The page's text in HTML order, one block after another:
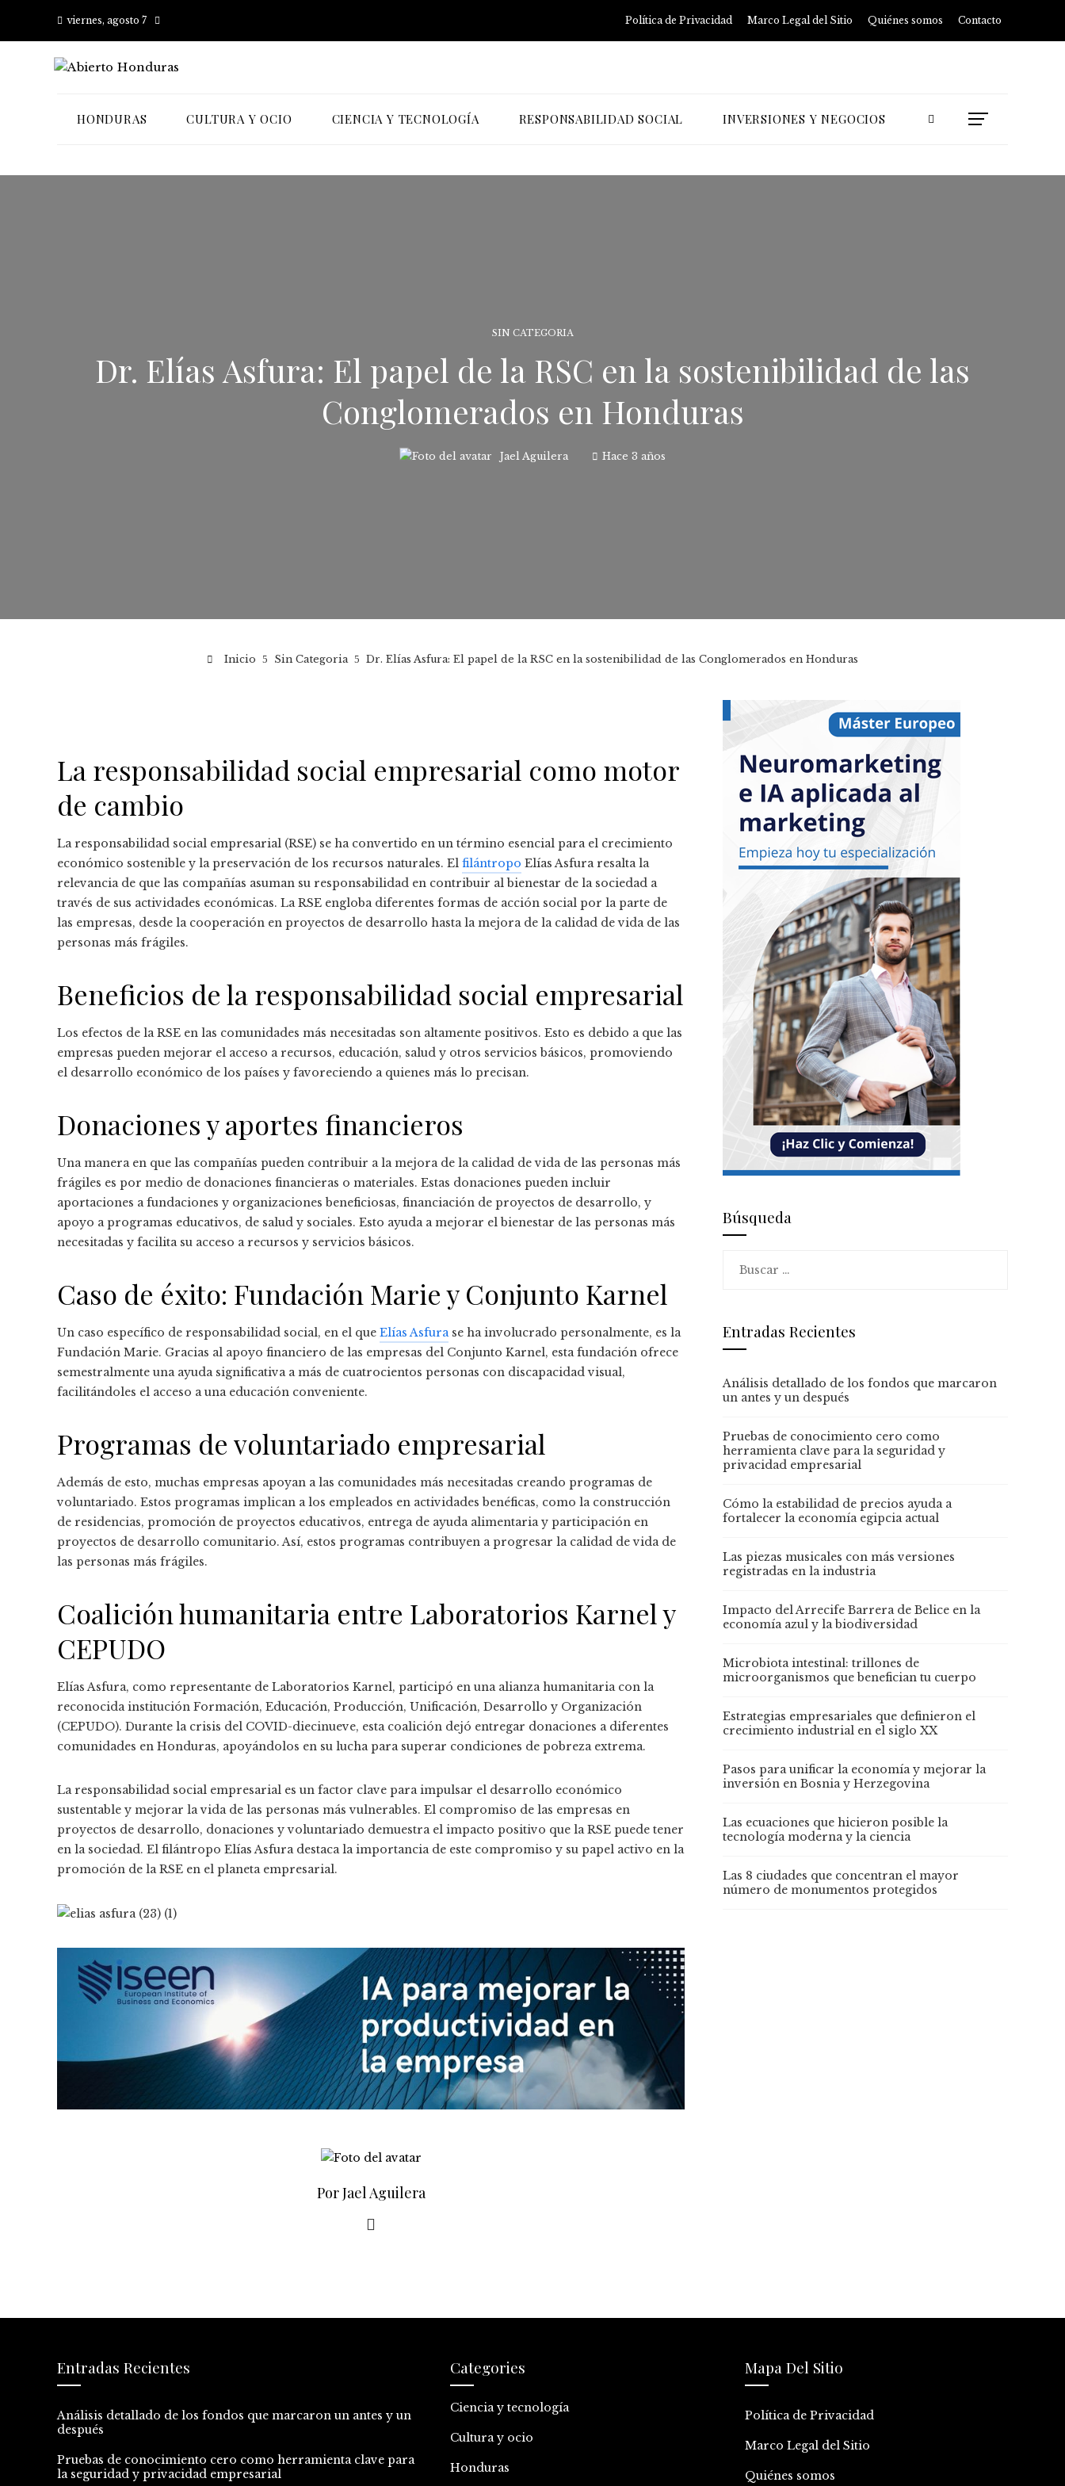
viernes, agosto 7 Política de Privacidad Marco Legal del Sitio Quiénes somos Contacto
HONDURAS CULTURA Y OCIO CIENCIA Y TECNOLOGÍA RESPONSABILIDAD SOCIAL INVERSIONES Y NEGOCIOS
SIN CATEGORIA
Dr. Elías Asfura: El papel de la RSC en la sostenibilidad de las
Conglomerados en Honduras
Jael Aguilera Hace 3 años
Inicio Sin Categoria Dr. Elías Asfura: El papel de la RSC en la sostenibilidad de las Conglomerados en Honduras
La responsabilidad social empresarial como motor
de cambio
La responsabilidad social empresarial (RSE) se ha convertido en un término esencial para el crecimiento
económico sostenible y la preservación de los recursos naturales. El filántropo Elías Asfura resalta la
relevancia de que las compañías asuman su responsabilidad en contribuir al bienestar de la sociedad a
través de sus actividades económicas. La RSE engloba diferentes formas de acción social por la parte de
las empresas, desde la cooperación en proyectos de desarrollo hasta la mejora de la calidad de vida de las
personas más frágiles.
Beneficios de la responsabilidad social empresarial
Los efectos de la RSE en las comunidades más necesitadas son altamente positivos. Esto es debido a que las
empresas pueden mejorar el acceso a recursos, educación, salud y otros servicios básicos, promoviendo
el desarrollo económico de los países y favoreciendo a quienes más lo precisan.
Donaciones y aportes financieros
Una manera en que las compañías pueden contribuir a la mejora de la calidad de vida de las personas más
frágiles es por medio de donaciones financieras o materiales. Estas donaciones pueden incluir
aportaciones a fundaciones y organizaciones beneficiosas, financiación de proyectos de desarrollo, y
apoyo a programas educativos, de salud y sociales. Esto ayuda a mejorar el bienestar de las personas más
necesitadas y facilita su acceso a recursos y servicios básicos.
Caso de éxito: Fundación Marie y Conjunto Karnel
Un caso específico de responsabilidad social, en el que Elías Asfurase ha involucrado personalmente, es la
Fundación Marie. Gracias al apoyo financiero de las empresas del Conjunto Karnel, esta fundación ofrece
semestralmente una ayuda significativa a más de cuatrocientos personas con discapacidad visual,
facilitándoles el acceso a una educación conveniente.
Programas de voluntariado empresarial
Además de esto, muchas empresas apoyan a las comunidades más necesitadas creando programas de
voluntariado. Estos programas implican a los empleados en actividades benéficas, como la construcción
de residencias, promoción de proyectos educativos, entrega de ayuda alimentaria y participación en
proyectos de desarrollo comunitario. Así, estos programas contribuyen a progresar la calidad de vida de
las personas más frágiles.
Coalición humanitaria entre Laboratorios Karnel y
CEPUDO
Elías Asfura, como representante de Laboratorios Karnel, participó en una alianza humanitaria con la
reconocida institución Formación, Educación, Producción, Unificación, Desarrollo y Organización
(CEPUDO). Durante la crisis del COVID-diecinueve, esta coalición dejó entregar donaciones a diferentes
comunidades en Honduras, apoyándolos en su lucha para superar condiciones de pobreza extrema.
La responsabilidad social empresarial es un factor clave para impulsar el desarrollo económico
sustentable y mejorar la vida de las personas más vulnerables. El compromiso de las empresas en
proyectos de desarrollo, donaciones y voluntariado demuestra el impacto positivo que la RSE puede tener
en la sociedad. El filántropo Elías Asfura destaca la importancia de este compromiso y su papel activo en la
promoción de la RSE en el planeta empresarial.
Por Jael Aguilera
Búsqueda
Entradas Recientes
Análisis detallado de los fondos que marcaron
un antes y un después
Pruebas de conocimiento cero como
herramienta clave para la seguridad y
privacidad empresarial
Cómo la estabilidad de precios ayuda a
fortalecer la economía egipcia actual
Las piezas musicales con más versiones
registradas en la industria
Impacto del Arrecife Barrera de Belice en la
economía azul y la biodiversidad
Microbiota intestinal: trillones de
microorganismos que benefician tu cuerpo
Estrategias empresariales que definieron el
crecimiento industrial en el siglo XX
Pasos para unificar la economía y mejorar la
inversión en Bosnia y Herzegovina
Las ecuaciones que hicieron posible la
tecnología moderna y la ciencia
Las 8 ciudades que concentran el mayor
número de monumentos protegidos
Entradas Recientes
Análisis detallado de los fondos que marcaron un antes y un
después
Pruebas de conocimiento cero como herramienta clave para
la seguridad y privacidad empresarial
Categories
Ciencia y tecnología
Cultura y ocio
Honduras
Mapa Del Sitio
Política de Privacidad
Marco Legal del Sitio
Quiénes somos